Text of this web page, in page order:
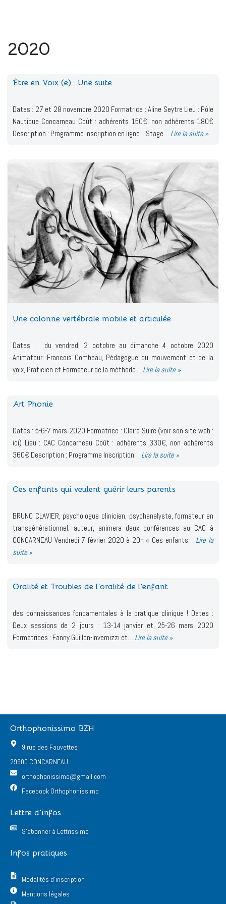
2020
Être en Voix (e) : Une suite
Dates : 27 et 28 novembre 2020 Formatrice : Aline Seytre Lieu : Pôle
Nautique Concarneau Coût : adhérents 150€, non adhérents 180€
Description : Programme Inscription en ligne : Stage… Lire la suite »
Une colonne vertébrale mobile et articulée
Dates : du vendredi 2 octobre au dimanche 4 octobre 2020
Animateur: Francois Combeau, Pédagogue du mouvement et de la
voix, Praticien et Formateur de la méthode… Lire la suite »
Art Phonie
Dates : 5-6-7 mars 2020 Formatrice : Claire Suire (voir son site web :
ici) Lieu : CAC Concarneau Coût : adhérents 330€, non adhérents
360€ Description : Programme Inscription… Lire la suite »
Ces enfants qui veulent guérir leurs parents
BRUNO CLAVIER, psychologue clinicien, psychanalyste, formateur en
transgénérationnel, auteur, animera deux conférences au CAC à
CONCARNEAU Vendredi 7 février 2020 à 20h « Ces enfants… Lire la
suite »
Oralité et Troubles de l’oralité de l’enfant
des connaissances fondamentales à la pratique clinique ! Dates :
Deux sessions de 2 jours : 13-14 janvier et 25-26 mars 2020
Formatrices : Fanny Guillon-Invernizzi et… Lire la suite »
Orthophonissimo BZH
9 rue des Fauvettes
29900 CONCARNEAU
orthophonissimo@gmail.com
Facebook Orthophonissimo
Lettre d'infos
S'abonner à Lettrissimo
Infos pratiques
Modalités d'inscription
Mentions légales